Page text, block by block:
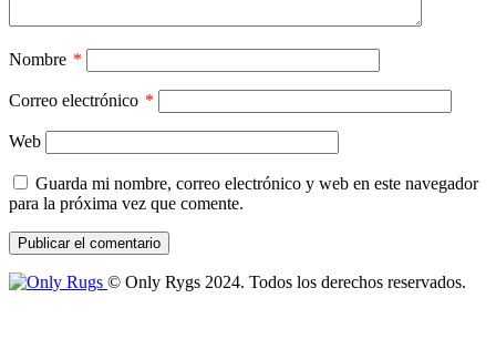
Nombre *
Correo electrónico *
Web
Guarda mi nombre, correo electrónico y web en este navegador
para la próxima vez que comente.
© Only Rygs 2024. Todos los derechos reservados.